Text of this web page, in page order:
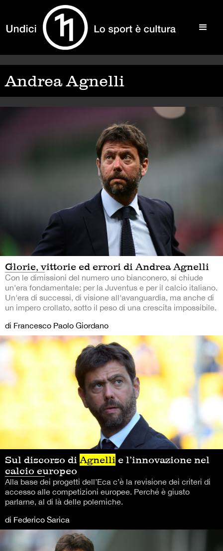
Andrea Agnelli
Glorie, vittorie ed errori di Andrea Agnelli
Con le dimissioni del numero uno bianconero, si chiude
un'era fondamentale: per la Juventus e per il calcio italiano.
Un'era di successi, di visione all'avanguardia, ma anche di
un impero crollato, sotto il peso di una crescita impossibile.
di Francesco Paolo Giordano
Sul discorso di Agnelli e l’innovazione nel
calcio europeo
Alla base dei progetti dell’Eca c’è la revisione dei criteri di
accesso alle competizioni europee. Perché è giusto
parlarne, al di là delle polemiche.
di Federico Sarica